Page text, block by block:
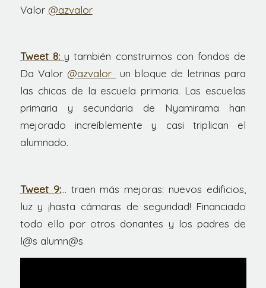
Valor @azvalor
Tweet 8: y también construimos con fondos de
Da Valor @azvalor
un bloque de letrinas para
las chicas de la escuela primaria. Las escuelas
primaria y secundaria de Nyamirama han
mejorado increíblemente y casi triplican el
alumnado.
Tweet 9:… traen más mejoras: nuevos edificios,
luz y ¡hasta cámaras de seguridad! Financiado
todo ello por otros donantes y los padres de
l@s alumn@s